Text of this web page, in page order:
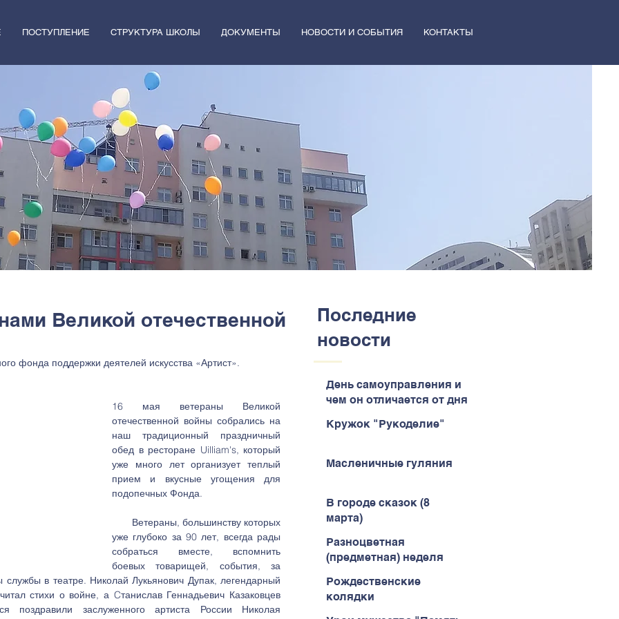
ПОСТУПЛЕНИЕ СТРУКТУРА ШКОЛЫ ДОКУМЕНТЫ НОВОСТИ И СОБЫТИЯ КОНТАКТЫ
Последние
новости
День самоуправления и
чем он отличается от дня
Кружок "Рукоделие"
Масленичные гуляния
В городе сказок (8
марта)
Разноцветная
(предметная) неделя
Рождественские
колядки
Великой отечественной
фонда под­держ­ки де­я­те­лей ис­кус­ства «Ар­тист».
16 мая ветераны Великой
отечественной войны собрались на
наш традиционный праздничный
обед в ресторане Uilliam's, который
уже много лет организует теплый
прием и вкусные угощения для
подопечных Фонда.
уже глубоко за 90 лет, всегда рады
собраться вместе, вспомнить
боевых товарищей, события, за
в театре. Николай Лукьянович Дупак, легендарный
стихи о войне, а Cтанислав Геннадьевич Казаковцев
поздравили заслуженного артиста России Николая